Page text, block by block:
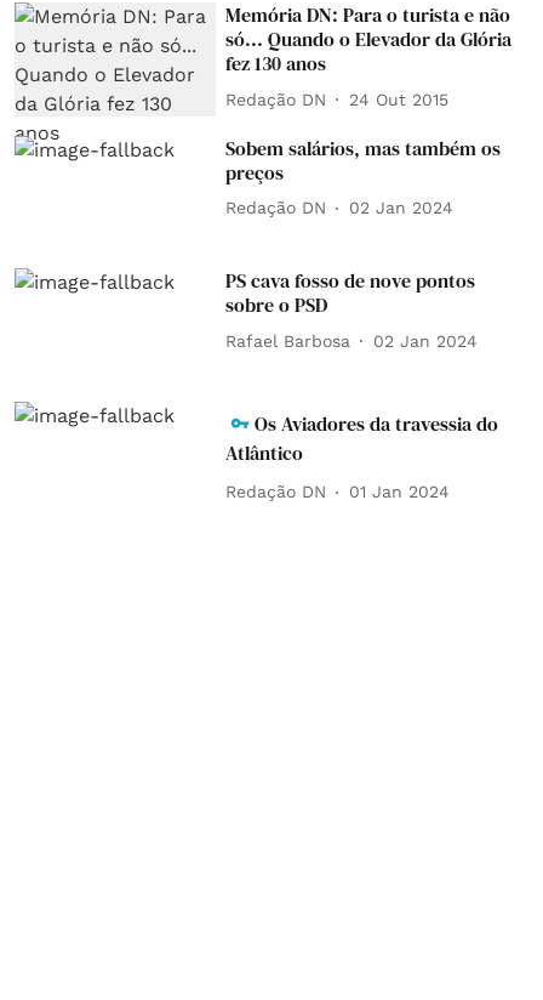
Memória DN: Para o turista e não
só... Quando o Elevador da Glória
fez 130 anos
Redação DN 24 Out 2015
Sobem salários, mas também os
preços
Redação DN 02 Jan 2024
PS cava fosso de nove pontos
sobre o PSD
Rafael Barbosa 02 Jan 2024
Os Aviadores da travessia do
Atlântico
Redação DN 01 Jan 2024